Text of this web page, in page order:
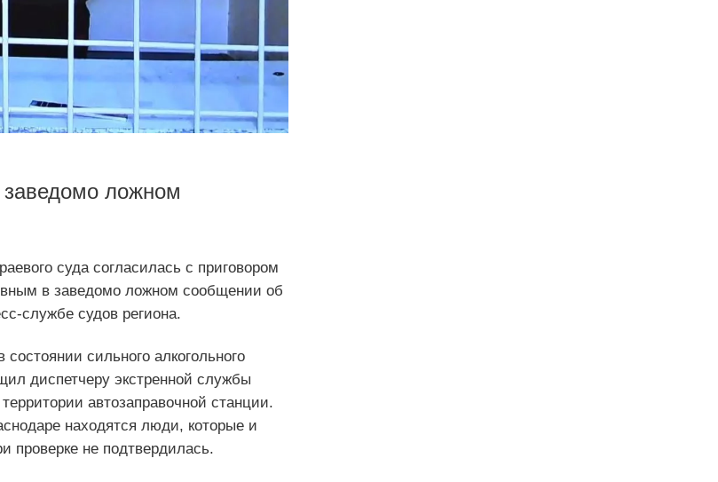
ложном
суда согласилась с приговором
в заведомо ложном сообщении об
службе судов региона.
сильного алкогольного
диспетчеру экстренной службы
автозаправочной станции.
находятся люди, которые и
проверке не подтвердилась.